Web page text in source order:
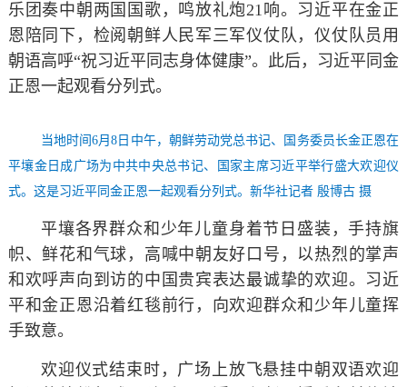
乐团奏中朝两国国歌，鸣放礼炮21响。习近平在金正
恩陪同下，检阅朝鲜人民军三军仪仗队，仪仗队员用
朝语高呼“祝习近平同志身体健康”。此后，习近平同金
正恩一起观看分列式。
当地时间6月8日中午，朝鲜劳动党总书记、国务委员长金正恩在
平壤金日成广场为中共中央总书记、国家主席习近平举行盛大欢迎仪
式。这是习近平同金正恩一起观看分列式。新华社记者 殷博古 摄
平壤各界群众和少年儿童身着节日盛装，手持旗
帜、鲜花和气球，高喊中朝友好口号，以热烈的掌声
和欢呼声向到访的中国贵宾表达最诚挚的欢迎。习近
平和金正恩沿着红毯前行，向欢迎群众和少年儿童挥
手致意。
欢迎仪式结束时，广场上放飞悬挂中朝双语欢迎